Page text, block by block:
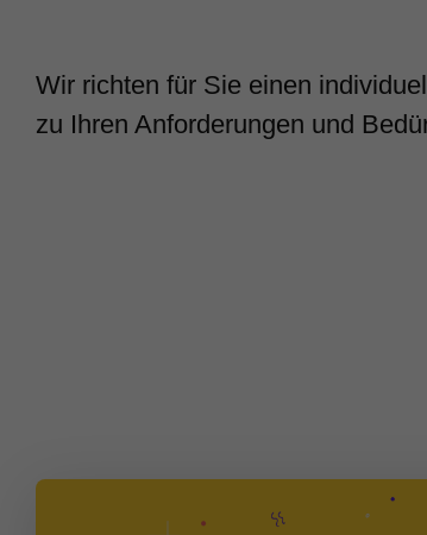
Wir richten für Sie einen
zu Ihren Anforderungen und